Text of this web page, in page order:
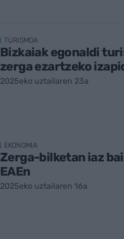
TURISMOA
Bizkaiak egonaldi
zerga ezartzeko
2025eko uztailaren 23a
EKONOMIA
Zerga-bilketan iaz
EAEn
2025eko uztailaren 16a